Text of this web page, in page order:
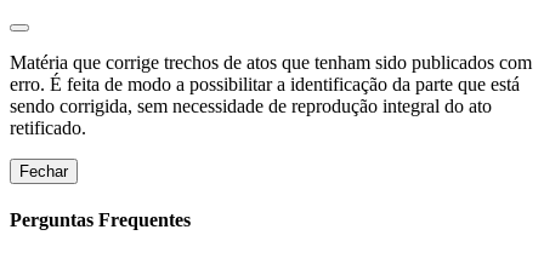
Matéria que corrige trechos de atos que tenham sido publicados com
erro. É feita de modo a possibilitar a identificação da parte que está
sendo corrigida, sem necessidade de reprodução integral do ato
retificado.
Fechar
Perguntas Frequentes